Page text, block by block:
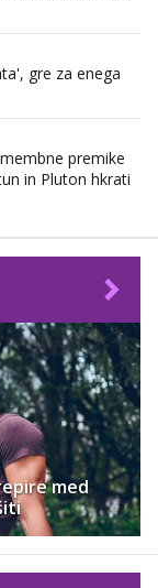
gre za enega
premike
in Pluton hkrati
med